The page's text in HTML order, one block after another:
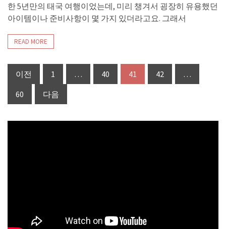
한 5년만의 태국 여행이었는데, 미리 챙겨서 굉장히 유용했던
아이템이나 준비사항이 몇 가지 있더라고요. 그래서
READ MORE
글
페
이
지
이전 1 … 40 41 42
…
60
다음